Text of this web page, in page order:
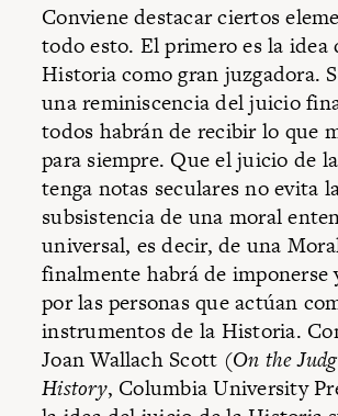
Conviene destacar ciertos
todo esto. El primero es la idea
Historia como gran juzgadora.
una reminiscencia del juicio
todos habrán de recibir lo que
para siempre. Que el juicio de
tenga notas seculares no evita
subsistencia de una moral
universal, es decir, de una
finalmente habrá de imponerse
por las personas que actúan
instrumentos de la Historia.
Joan Wallach Scott (On the
History, Columbia University